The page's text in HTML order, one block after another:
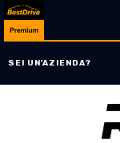
SEI UN'AZIENDA?